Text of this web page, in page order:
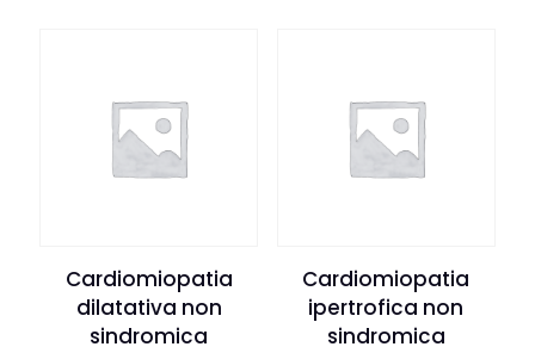
Cardiomiopatia
dilatativa non
sindromica
Cardiomiopatia
ipertrofica non
sindromica